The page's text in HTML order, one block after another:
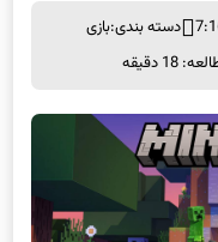
دسته بندی:بازی
18 دقیقه